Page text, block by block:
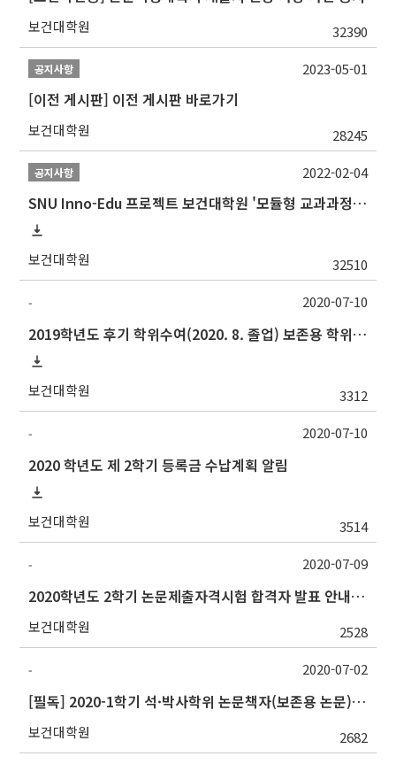
보건대학원 32390
공지사항
[이전 게시판] 이전 게시판 바로가기
보건대학원 28245
2023-05-01
공지사항
SNU Inno-Edu 프로젝트 보건대학원 '모듈형 교과과정' 안내(revised 2022/2/28)
보건대학원 32510
2022-02-04
-
2019학년도 후기 학위수여(2020. 8. 졸업) 보존용 학위논문 제출 관련 안내
보건대학원 3312
2020-07-10
-
2020 학년도 제 2학기 등록금 수납계획 알림
보건대학원 3514
2020-07-10
-
2020학년도 2학기 논문제출자격시험 합격자 발표 안내(7/10 오전)
보건대학원 2528
2020-07-09
-
[필독] 2020-1학기 석·박사학위 논문책자(보존용 논문) 및 원문파일 제출 안내
보건대학원 2682
2020-07-02